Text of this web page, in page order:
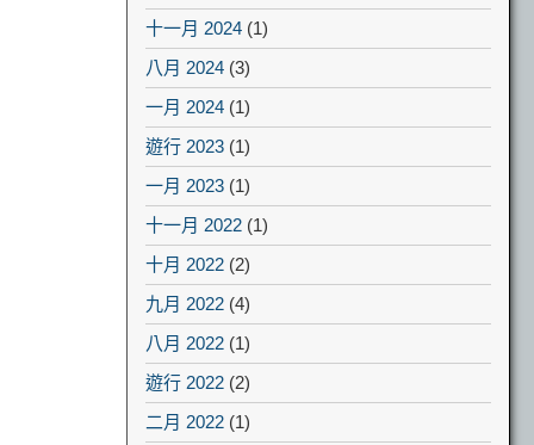
十一月 2024 (1)
八月 2024 (3)
一月 2024 (1)
遊行 2023 (1)
一月 2023 (1)
十一月 2022 (1)
十月 2022 (2)
九月 2022 (4)
八月 2022 (1)
遊行 2022 (2)
二月 2022 (1)